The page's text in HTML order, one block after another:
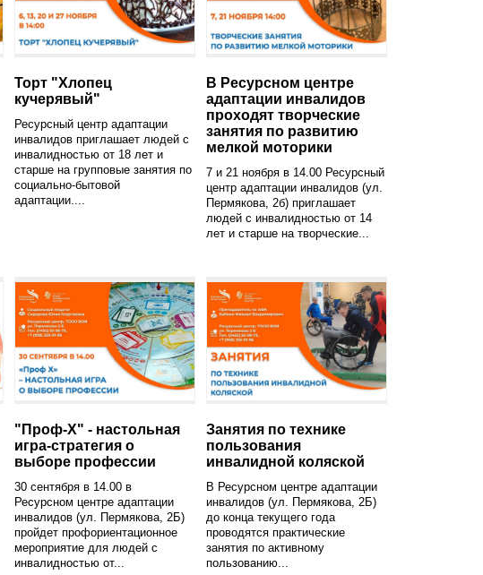
Торт "Хлопец
кучерявый"
Ресурсный центр адаптации
инвалидов приглашает людей с
инвалидностью от 18 лет и
старше на групповые занятия по
социально-бытовой
адаптации....
В Ресурсном центре
адаптации инвалидов
проходят творческие
занятия по развитию
мелкой моторики
7 и 21 ноября в 14.00 Ресурсный
центр адаптации инвалидов (ул.
Пермякова, 2б) приглашает
людей с инвалидностью от 14
лет и старше на творческие...
"Проф-X" - настольная
игра-стратегия о
выборе профессии
30 сентября в 14.00 в
Ресурсном центре адаптации
инвалидов (ул. Пермякова, 2Б)
пройдет профориентационное
мероприятие для людей с
инвалидностью от...
Занятия по технике
пользования
инвалидной коляской
В Ресурсном центре адаптации
инвалидов (ул. Пермякова, 2Б)
до конца текущего года
проводятся практические
занятия по активному
пользованию...